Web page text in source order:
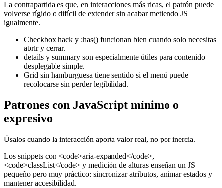
La contrapartida es que, en interacciones más ricas, el patrón puede
volverse rígido o difícil de extender sin acabar metiendo JS
igualmente.
Checkbox hack y :has() funcionan bien cuando solo necesitas
abrir y cerrar.
details y summary son especialmente útiles para contenido
desplegable simple.
Grid sin hamburguesa tiene sentido si el menú puede
recolocarse sin perder legibilidad.
Patrones con JavaScript mínimo o
expresivo
Úsalos cuando la interacción aporta valor real, no por inercia.
Los snippets con <code>aria-expanded</code>,
<code>classList</code> y medición de alturas enseñan un JS
pequeño pero muy práctico: sincronizar atributos, animar estados y
mantener accesibilidad.